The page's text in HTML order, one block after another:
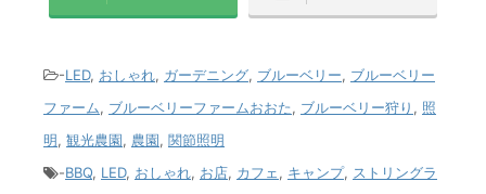
-LED, おしゃれ, ガーデニング, ブルーベリー, ブルーベリー
ファーム, ブルーベリーファームおおた, ブルーベリー狩り , 照
明, 観光農園, 農園, 関節照明
-BBQ, LED, おしゃれ, お店, カフェ, キャンプ, ストリングラ